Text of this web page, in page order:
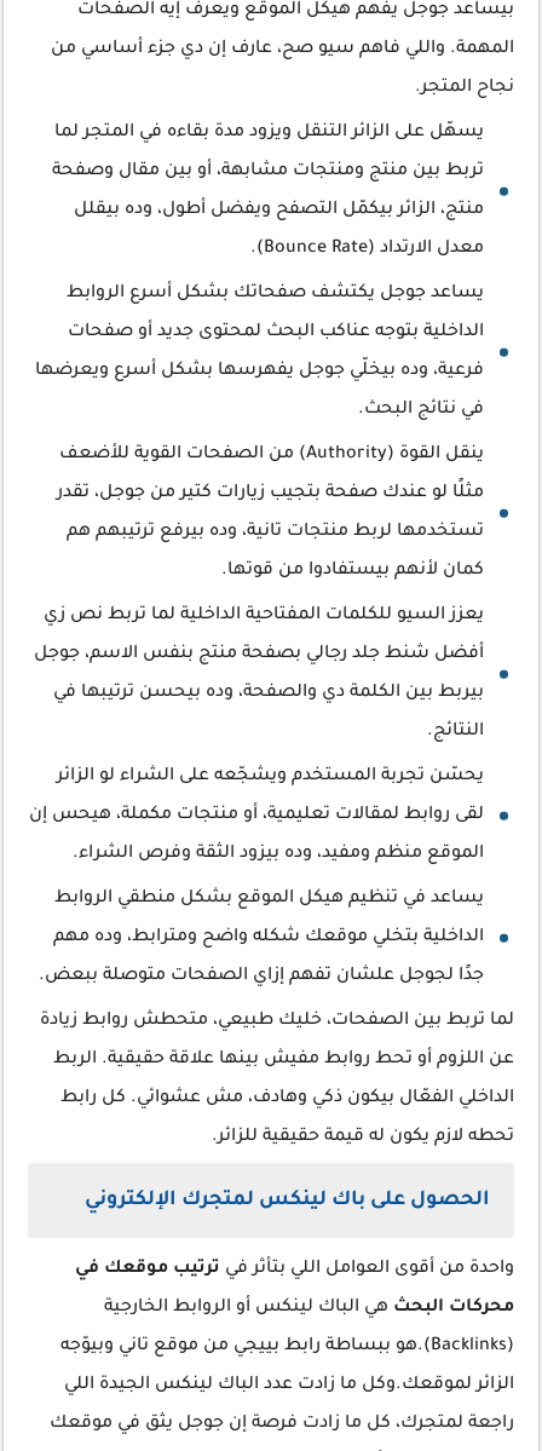
بيساعد جوجل يفهم هيكل الموقع ويعرف إيه الصفحات
المهمة. واللي فاهم سيو صح، عارف إن دي جزء أساسي من
نجاح المتجر.
يسهّل على الزائر التنقل ويزود مدة بقاءه في المتجر لما
تربط بين منتج ومنتجات مشابهة، أو بين مقال وصفحة
منتج، الزائر بيكمّل التصفح ويفضل أطول، وده بيقلل
معدل الارتداد (Bounce Rate).
يساعد جوجل يكتشف صفحاتك بشكل أسرع الروابط
الداخلية بتوجه عناكب البحث لمحتوى جديد أو صفحات
فرعية، وده بيخلّي جوجل يفهرسها بشكل أسرع ويعرضها
في نتائج البحث.
ينقل القوة (Authority) من الصفحات القوية للأضعف
مثلًا لو عندك صفحة بتجيب زيارات كتير من جوجل، تقدر
تستخدمها لربط منتجات تانية، وده بيرفع ترتيبهم هم
كمان لأنهم بيستفادوا من قوتها.
يعزز السيو للكلمات المفتاحية الداخلية لما تربط نص زي
أفضل شنط جلد رجالي بصفحة منتج بنفس الاسم، جوجل
بيربط بين الكلمة دي والصفحة، وده بيحسن ترتيبها في
النتائج.
يحسّن تجربة المستخدم ويشجّعه على الشراء لو الزائر
لقى روابط لمقالات تعليمية، أو منتجات مكملة، هيحس إن
الموقع منظم ومفيد، وده بيزود الثقة وفرص الشراء.
يساعد في تنظيم هيكل الموقع بشكل منطقي الروابط
الداخلية بتخلي موقعك شكله واضح ومترابط، وده مهم
جدًا لجوجل علشان تفهم إزاي الصفحات متوصلة ببعض.
لما تربط بين الصفحات، خليك طبيعي، متحطش روابط زيادة
عن اللزوم أو تحط روابط مفيش بينها علاقة حقيقية. الربط
الداخلي الفعّال بيكون ذكي وهادف، مش عشوائي. كل رابط
تحطه لازم يكون له قيمة حقيقية للزائر.
الحصول على باك لينكس لمتجرك الإلكتروني
واحدة من أقوى العوامل اللي بتأثر في ترتيب موقعك في
محركات البحث هي الباك لينكس أو الروابط الخارجية
(Backlinks).هو ببساطة رابط بييجي من موقع تاني وبيوّجه
الزائر لموقعك.وكل ما زادت عدد الباك لينكس الجيدة اللي
راجعة لمتجرك، كل ما زادت فرصة إن جوجل يثق في موقعك